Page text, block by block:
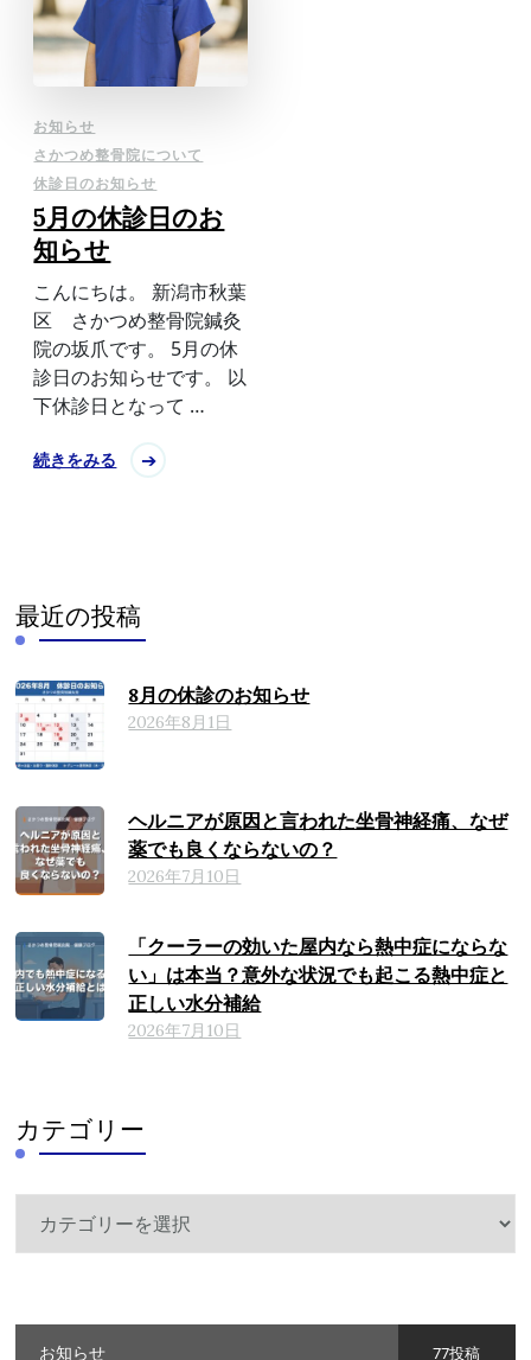
お知らせ
さかつめ整骨院について
休診日のお知らせ
5月の休診日のお
知らせ
こんにちは。 新潟市秋葉
区 さかつめ整骨院鍼灸
院の坂爪です。 5月の休
診日のお知らせです。 以
下休診日となって …
続きをみる
最近の投稿
8月の休診のお知らせ
2026年8月1日
ヘルニアが原因と言われた坐骨神経痛、なぜ
薬でも良くならないの？
2026年7月10日
「クーラーの効いた屋内なら熱中症にならな
い」は本当？意外な状況でも起こる熱中症と
正しい水分補給
2026年7月10日
カテゴリー
ー
お知らせ 77投稿